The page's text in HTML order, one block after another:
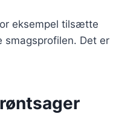
eksempel tilsætte
Det er